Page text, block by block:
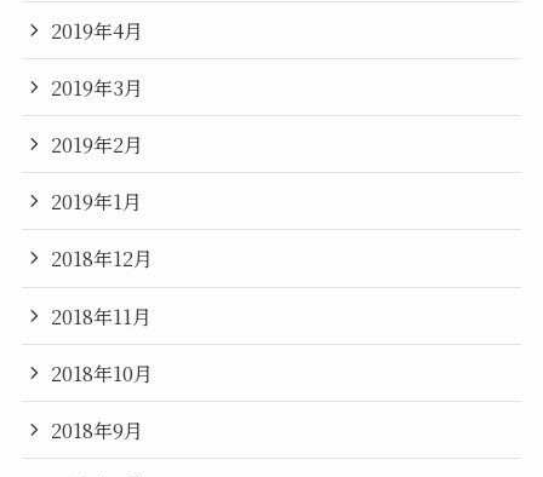
2019年4月
2019年3月
2019年2月
2019年1月
2018年12月
2018年11月
2018年10月
2018年9月